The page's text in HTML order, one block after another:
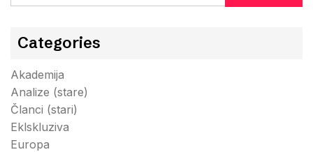
Categories
Akademija
Analize (stare)
Članci (stari)
Eklskluziva
Europa